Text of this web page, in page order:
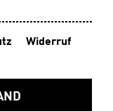
Widerruf